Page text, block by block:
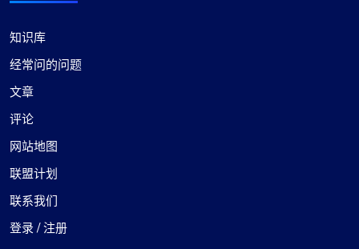
的所有预期。他们的代理运行速度非常快，可以实
各种需求，尤其引人注目。此外，他们的定价极具
竞争力，提供物超所值的优质服务。客户支持也值
得特别提及——始终响应迅速，非常有帮助。对于
任何需要优质代理服务的人来说，ProxyCompass
知识库
经常问的问题
文章
评论
网站地图
联盟计划
联系我们
登录 / 注册